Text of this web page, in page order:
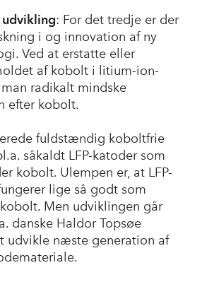
: For det tredje er der
i og innovation af ny
Ved at erstatte eller
af kobolt i litium-ion-
radikalt mindske
efter kobolt.
fuldstændig koboltfrie
såkaldt LFP-katoder som
kobolt. Ulempen er, at LFP-
lige så godt som
Men udviklingen går
danske Haldor Topsøe
udvikle næste generation af